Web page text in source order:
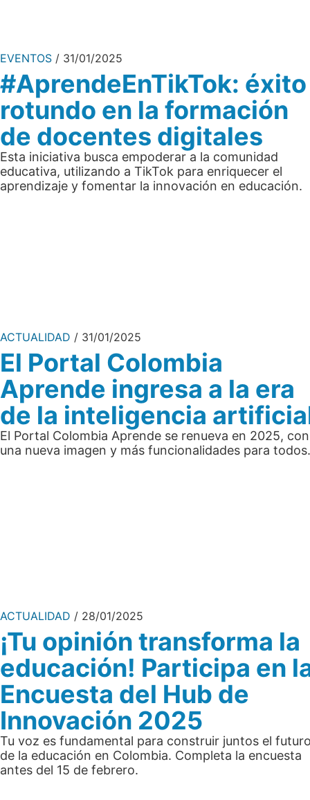
EVENTOS 31/01/2025
#AprendeEnTikTok: éxito
rotundo en la formación
de docentes digitales
Esta iniciativa busca empoderar a la comunidad
educativa, utilizando a TikTok para enriquecer el
aprendizaje y fomentar la innovación en educación.
ACTUALIDAD 31/01/2025
El Portal Colombia
Aprende ingresa a la era
de la inteligencia
El Portal Colombia Aprende se renueva en 2025, con
una nueva imagen y más funcionalidades para todos.
ACTUALIDAD 28/01/2025
¡Tu opinión transforma la
educación! Participa en
Encuesta del Hub de
Innovación 2025
Tu voz es fundamental para construir juntos el
de la educación en Colombia. Completa la encuesta
antes del 15 de febrero.